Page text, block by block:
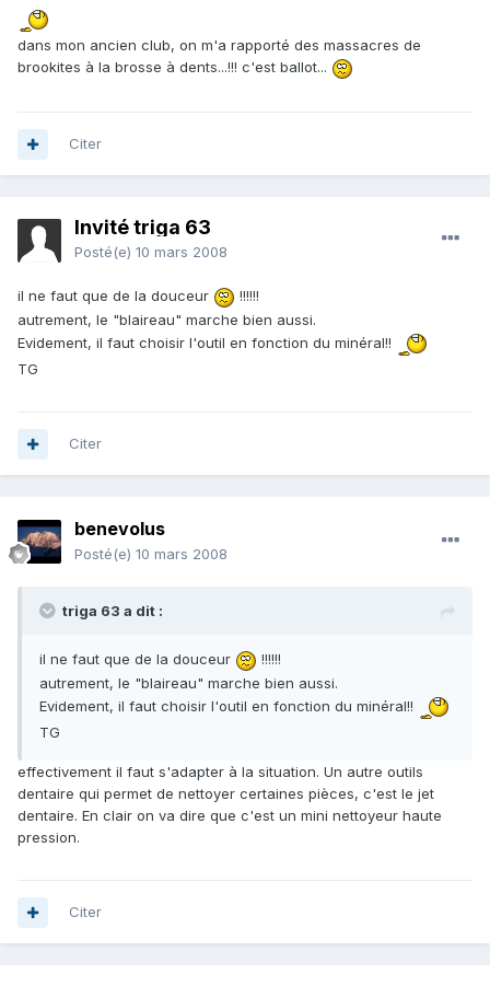
dans mon ancien club, on m'a rapporté des massacres de
brookites à la brosse à dents...!!! c'est ballot...
Citer
Invité triga 63
Posté(e) 10 mars 2008
il ne faut que de la douceur
!!!!!!
autrement, le "blaireau" marche bien aussi.
Evidement, il faut choisir l'outil en fonction du minéral!!
TG
Citer
benevolus
Posté(e) 10 mars 2008
triga 63 a dit :
il ne faut que de la douceur
!!!!!!
autrement, le "blaireau" marche bien aussi.
Evidement, il faut choisir l'outil en fonction du minéral!!
TG
effectivement il faut s'adapter à la situation. Un autre outils
dentaire qui permet de nettoyer certaines pièces, c'est le jet
dentaire. En clair on va dire que c'est un mini nettoyeur haute
pression.
Citer